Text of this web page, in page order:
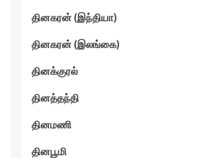
தினகரன் (இந்தியா)
தினகரன் (இலங்கை)
தினக்குரல்
தினத்தந்தி
தினமணி
தினபூமி